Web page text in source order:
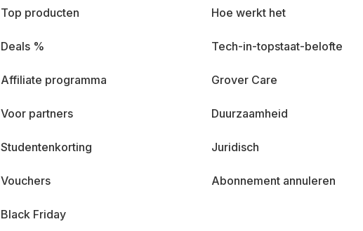
Top producten
Deals %
Affiliate programma
Voor partners
Studentenkorting
Vouchers
Black Friday
Hoe werkt het
Tech-in-topstaat-belofte
Grover Care
Duurzaamheid
Juridisch
Abonnement annuleren